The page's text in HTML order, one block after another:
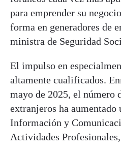
para emprender su
forma en generadores de
ministra de Seguridad
El impulso en
altamente cualificados.
mayo de 2025, el número
extranjeros ha aumentado
Información y
Actividades